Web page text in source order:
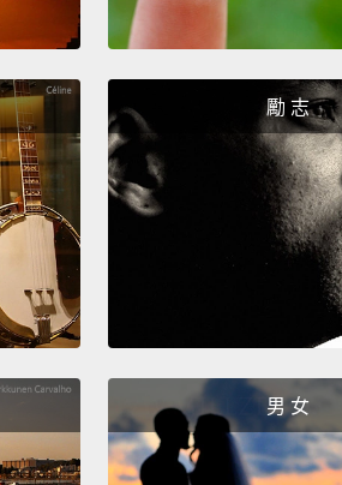
best foodie experiences is to visit
air in a square
that's got
體驗就是逛朵拉茲市場。很棒的是這個
形式的，就在這座有漂亮景觀的教堂
city for nightlife.
There are lots of
The craft-beer scene is really
craft beer that's been made locally.
drinker, it's got a great new scene
bars. You can get some really
勵 志
男 女